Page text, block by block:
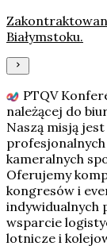
Białymstoku.
PTQV
należącej do
Naszą misją
kameralnych
Oferujemy
kongresów i
indywidualnych
wsparcie
lotnicze i